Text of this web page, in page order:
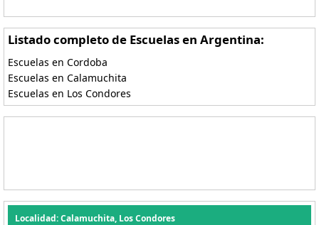
Listado completo de Escuelas en Argentina:
Escuelas en Cordoba
Escuelas en Calamuchita
Escuelas en Los Condores
Localidad: Calamuchita, Los Condores